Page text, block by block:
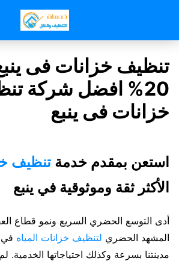
تنظيف خزانات فى
20% افضل شركة
خزانات فى ينبع
استعن بمقدم خدمة تنظيف
الأكثر ثقة وموثوقية في ينبع
أدى التوسع الحضري السريع ونمو قطاع
المشهد الحضري لتنظيف خزانات المياه في
مدينتنا بسرعة وكذلك احتياجاتها الخدمية.